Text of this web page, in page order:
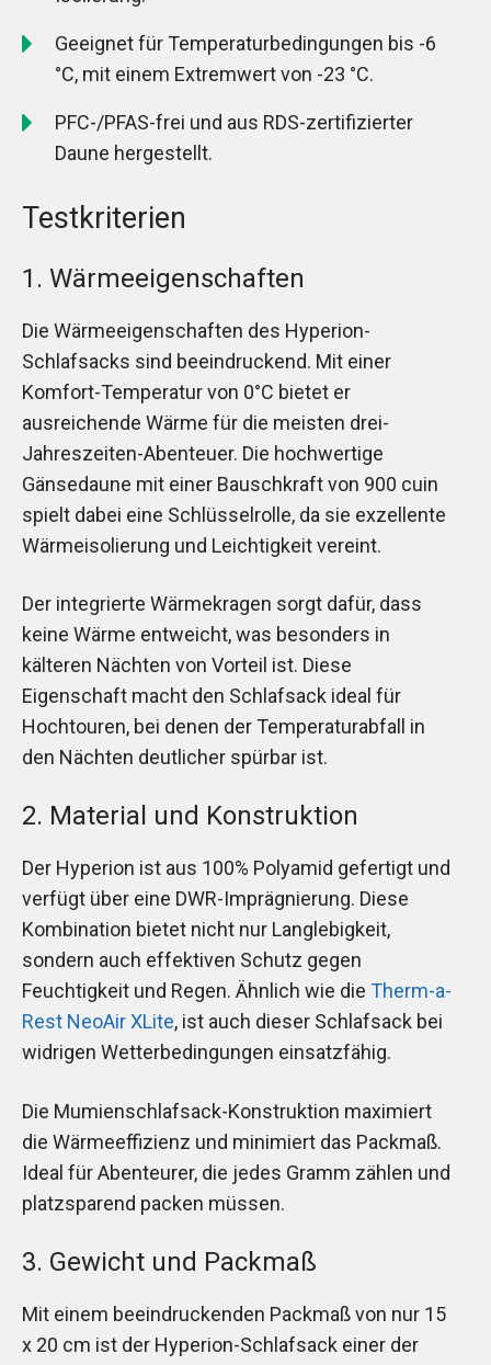
Geeignet für Temperaturbedingungen bis -6
°C, mit einem Extremwert von -23 °C.
PFC-/PFAS-frei und aus RDS-zertifizierter
Daune hergestellt.
Testkriterien
1. Wärmeeigenschaften
Die Wärmeeigenschaften des Hyperion-
Schlafsacks sind beeindruckend. Mit einer
Komfort-Temperatur von 0°C bietet er
ausreichende Wärme für die meisten drei-
Jahreszeiten-Abenteuer. Die hochwertige
Gänsedaune mit einer Bauschkraft von 900 cuin
spielt dabei eine Schlüsselrolle, da sie exzellente
Wärmeisolierung und Leichtigkeit vereint.
Der integrierte Wärmekragen sorgt dafür, dass
keine Wärme entweicht, was besonders in
kälteren Nächten von Vorteil ist. Diese
Eigenschaft macht den Schlafsack ideal für
Hochtouren, bei denen der Temperaturabfall in
den Nächten deutlicher spürbar ist.
2. Material und Konstruktion
Der Hyperion ist aus 100% Polyamid gefertigt und
verfügt über eine DWR-Imprägnierung. Diese
Kombination bietet nicht nur Langlebigkeit,
sondern auch effektiven Schutz gegen
Feuchtigkeit und Regen. Ähnlich wie die Therm-a-
Rest NeoAir XLite, ist auch dieser Schlafsack bei
widrigen Wetterbedingungen einsatzfähig.
Die Mumienschlafsack-Konstruktion maximiert
die Wärmeeffizienz und minimiert das Packmaß.
Ideal für Abenteurer, die jedes Gramm zählen und
platzsparend packen müssen.
3. Gewicht und Packmaß
Mit einem beeindruckenden Packmaß von nur 15
x 20 cm ist der Hyperion-Schlafsack einer der